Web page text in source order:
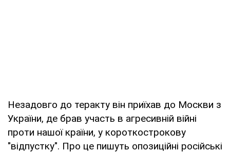
Незадовго до теракту він приїхав до Москви з
України, де брав участь в агресивній війні
проти нашої країни, у короткострокову
"відпустку". Про це пишуть опозиційні російські